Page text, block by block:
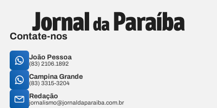
Contate-nos
João Pessoa
(83) 2106.1892
Campina Grande
(83) 3315-3204
Redação
jornalismo@jornaldaparaiba.com.br